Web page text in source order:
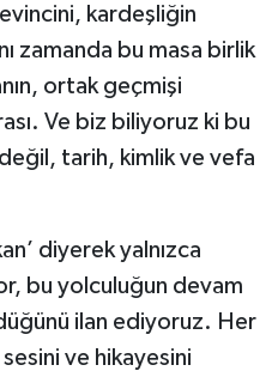
kardeşliğin
zamanda bu masa birlik
ortak geçmişi
Ve biz biliyoruz ki bu
tarih, kimlik ve vefa
diyerek yalnızca
bu yolculuğun devam
ilan ediyoruz. Her
sesini ve hikayesini